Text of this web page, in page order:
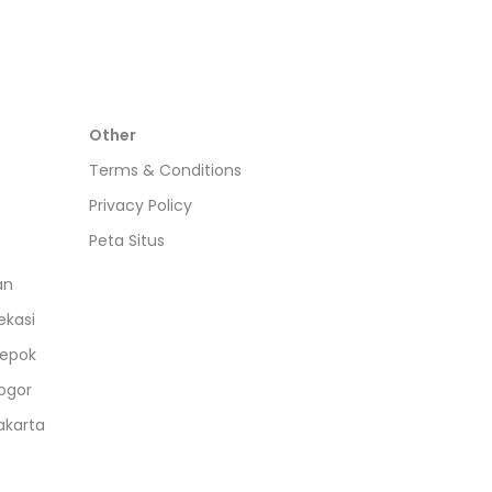
Other
Terms & Conditions
Privacy Policy
Peta Situs